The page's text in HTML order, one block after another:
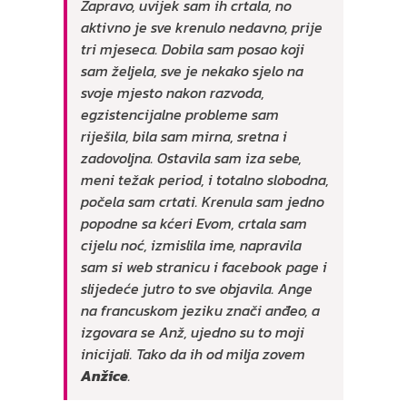
Zapravo, uvijek sam ih crtala, no
aktivno je sve krenulo nedavno, prije
tri mjeseca. Dobila sam posao koji
sam željela, sve je nekako sjelo na
svoje mjesto nakon razvoda,
egzistencijalne probleme sam
riješila, bila sam mirna, sretna i
zadovoljna. Ostavila sam iza sebe,
meni težak period, i totalno slobodna,
počela sam crtati. Krenula sam jedno
popodne sa kćeri Evom, crtala sam
cijelu noć, izmislila ime, napravila
sam si web stranicu i facebook page i
slijedeće jutro to sve objavila. Ange
na francuskom jeziku znači anđeo, a
izgovara se Anž, ujedno su to moji
inicijali. Tako da ih od milja zovem
Anžice.